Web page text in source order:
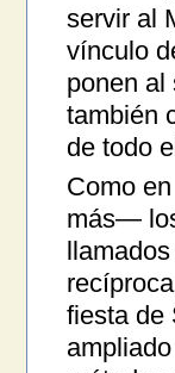
servir al
vínculo
ponen al
también
de todo
Como
más—
fiesta de